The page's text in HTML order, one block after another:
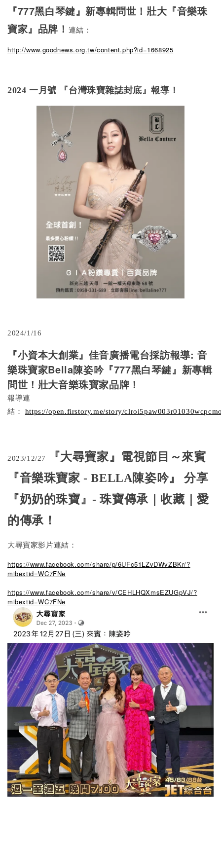
『777黑白琴鍵』新專輯問世！壯大『音樂珠
寶家』品牌！ 連結：
http://www.goodnews.org.tw/content.php?id=1668925
2024 一月號 『台灣珠寶雜誌封底』報導！
2024/1/16
『小資本大創業』佳音廣播電台採訪報導: 音
樂珠寶家Bella陳姿吟『777黑白琴鍵』新專輯
問世！壯大音樂珠寶家品牌！
報導連
結： https://open.firstory.me/story/
2023/12/27
『大尋寶家』電視節目～來賓
『音樂珠寶家 - BELLA陳姿吟』 分享
『奶奶的珠寶』- 珠寶傳承｜收藏｜愛
的傳承！
大尋寶家影片連結：
https://www.facebook.com/share/p/6UFc51LZvDWvZBKr/?
mibextid=WC7FNe
https://www.facebook.com/share/v/CEHLHQXmsEZUGpVJ/?
mibextid=WC7FNe